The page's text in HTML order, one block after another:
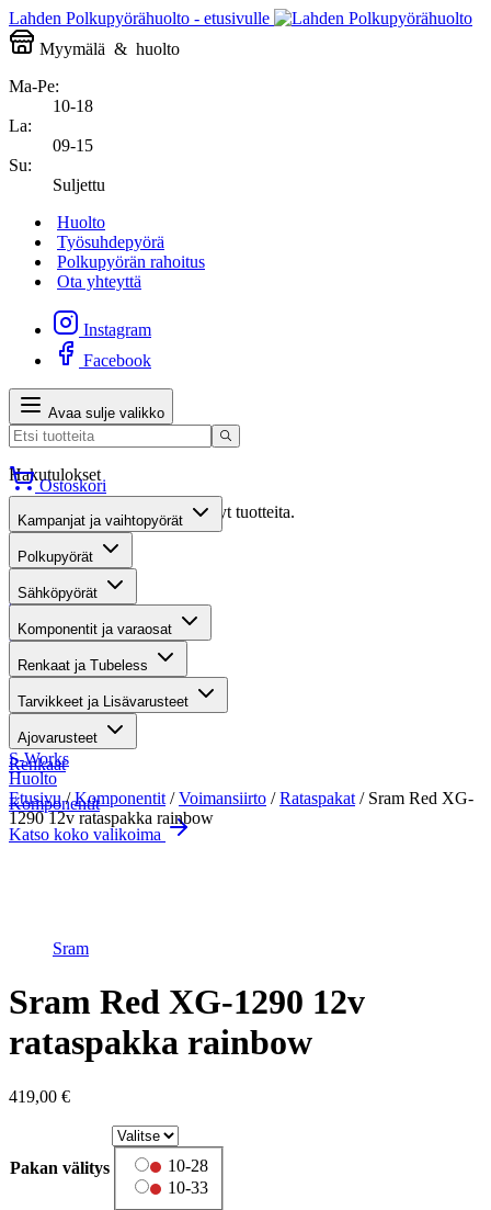
Lahden Polkupyörähuolto - etusivulle
Myymälä & huolto
Ma-Pe:
10-18
La:
09-15
Su:
Suljettu
Huolto
Työsuhdepyörä
Polkupyörän rahoitus
Ota yhteyttä
Instagram
Facebook
Avaa sulje valikko
Hakutulokset
Valitettavasti haullasi ei löytynyt tuotteita.
Suositut osastot
Gravel-pyörät
Maastosähköpyörät
Kaupunkisähköpyörät
Renkaat
Komponentit
Katso koko valikoima
Ostoskori
Kampanjat ja vaihtopyörät
Polkupyörät
Sähköpyörät
Komponentit ja varaosat
Renkaat ja Tubeless
Tarvikkeet ja Lisävarusteet
Ajovarusteet
S-Works
Huolto
Etusivu/Komponentit /Voimansiirto /Rataspakat / Sram Red XG-
1290 12v rataspakka rainbow
Sram
Sram Red XG-1290 12v
rataspakka rainbow
419,00 €
Pakan välitys
10-28
10-33